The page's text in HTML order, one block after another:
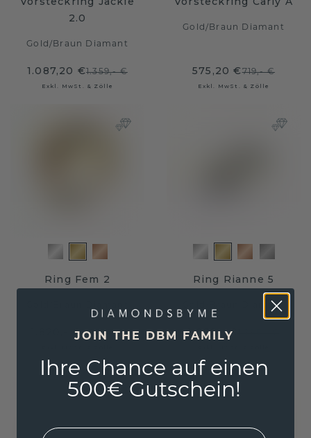
2.0
Gold / Braun Diamant
1.087,20 €1.359,- €
Exkl. MwSt. & Zölle
Gold / Braun Diamant
575,20 €719,- €
Exkl. MwSt. & Zölle
Ring Fem 2
1.820,- € 2.275,- €
Ring Rianne 5
Braun Diamant
1.028,- €
JOIN THE DBM FAMILY
Ihre Chance auf einen
500€ Gutschein!
EMail